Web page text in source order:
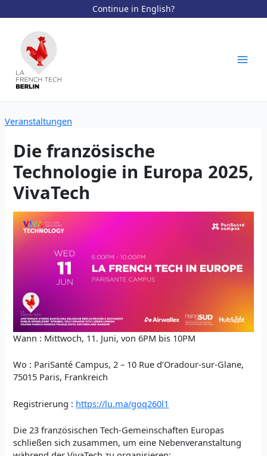
Continue in English?
springen
Veranstaltungen
Die französische
Technologie in Europa 2025,
VivaTech
Wann : Mittwoch, 11. Juni, von 6PM bis 10PM
Wo : PariSanté Campus, 2 – 10 Rue d’Oradour-sur-Glane,
75015 Paris, Frankreich
Registrierung : https://lu.ma/goq260l1
Die 23 französischen Tech-Gemeinschaften Europas
schließen sich zusammen, um eine Nebenveranstaltung